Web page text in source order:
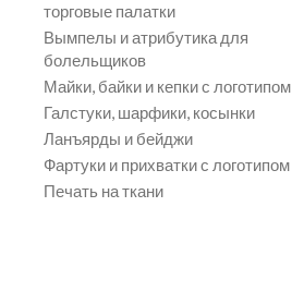
торговые палатки
Вымпелы и атрибутика для
болельщиков
Майки, байки и кепки с логотипом
Галстуки, шарфики, косынки
Ланъярды и бейджи
Фартуки и прихватки с логотипом
Печать на ткани